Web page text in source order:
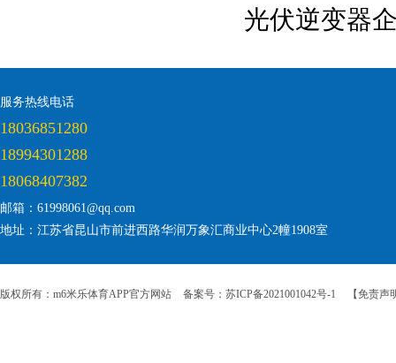
光伏逆变器
服务热线电话
18036851280
18994301288
18068407382
邮箱：61998061@qq.com
地址：江苏省昆山市前进西路华润万象汇商业中心2幢1908室
版权所有：m6米乐体育APP官方网站 备案号：苏ICP备2021001042号-1 【免责声